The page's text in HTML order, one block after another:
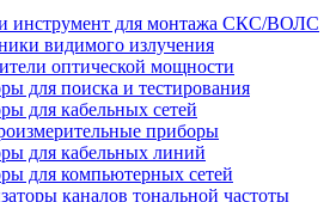
инструмент для монтажа СКС/ВОЛС
видимого излучения
оптической мощности
для поиска и тестирования
для кабельных сетей
приборы
для кабельных линий
для компьютерных сетей
каналов тональной частоты